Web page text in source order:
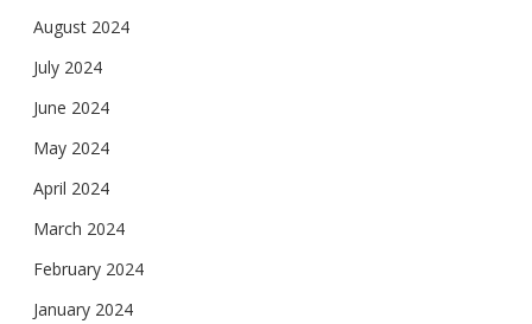
August 2024
July 2024
June 2024
May 2024
April 2024
March 2024
February 2024
January 2024